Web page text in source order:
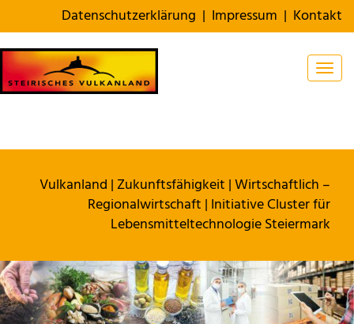
Datenschutzerklärung | Impressum | Kontakt
Vulkanland | Zukunftsfähigkeit |Wirtschaftlich –
Regionalwirtschaft | Initiative Cluster für
Lebensmitteltechnologie Steiermark